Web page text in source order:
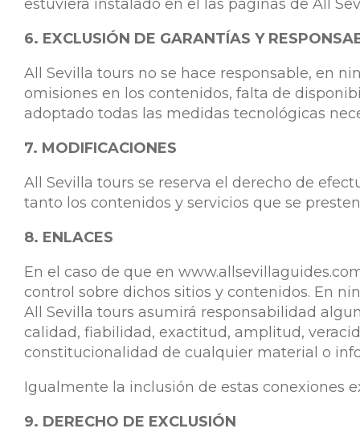
estuviera instalado en el las páginas de All
6. EXCLUSIÓN DE GARANTÍAS Y
All Sevilla tours no se hace responsable, en
omisiones en los contenidos, falta de
adoptado todas las medidas tecnológicas
7. MODIFICACIONES
All Sevilla tours se reserva el derecho de
tanto los contenidos y servicios que se
8. ENLACES
En el caso de que en
control sobre dichos sitios y contenidos. En
All Sevilla tours asumirá responsabilidad
calidad, fiabilidad, exactitud, amplitud,
constitucionalidad de cualquier material o
Igualmente la inclusión de estas conexiones
9. DERECHO DE EXCLUSIÓN